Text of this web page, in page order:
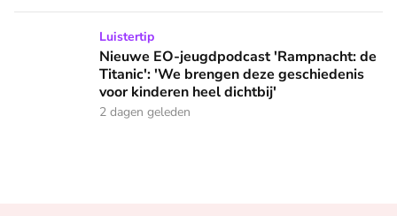
Nieuwe EO-jeugdpodcast 'Rampnacht: de Titanic': 'We
Luistertip
Nieuwe EO-jeugdpodcast 'Rampnacht: de
Titanic': 'We brengen deze geschiedenis
voor kinderen heel dichtbij'
2 dagen geleden